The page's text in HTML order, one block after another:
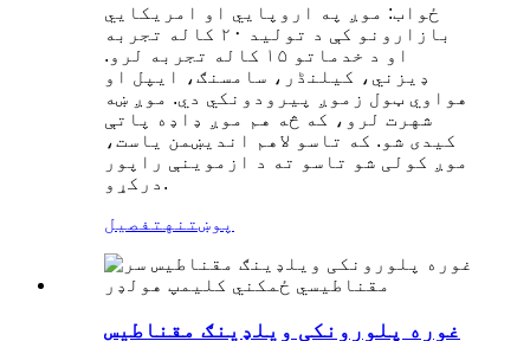
ځواب: موږ په اروپايي او امریکایي
بازارونو کې د تولید ۲۰ کاله تجربه
او د خدماتو ۱۵ کاله تجربه لرو.
ډیزني، کیلنڈر، سامسنګ، ایپل او
هواوي ټول زموږ پیرودونکي دي. موږ ښه
شهرت لرو، که څه هم موږ ډاډه پاتې
کیدی شو. که تاسو لاهم اندیښمن یاست،
موږ کولی شو تاسو ته د ازموینې راپور
درکړو.
پوښتنه تفصیل
غوره پلورونکی ویلډینګ مقناطیس